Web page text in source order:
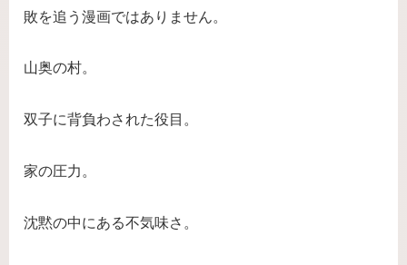
敗を追う漫画ではありません。
山奥の村。
双子に背負わされた役目。
家の圧力。
沈黙の中にある不気味さ。